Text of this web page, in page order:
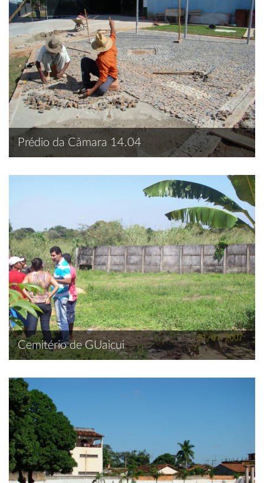
Prédio da Câmara 14.04
Cemitério de GUaicui